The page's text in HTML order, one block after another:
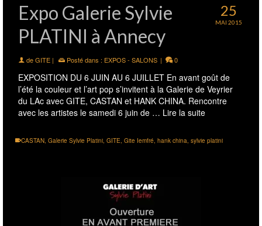
25
MAI 2015
Expo Galerie Sylvie
PLATINI à Annecy
deGITE | Posté dans : EXPOS - SALONS | 0
EXPOSITION DU 6 JUIN AU 6 JUILLET En avant goût de
l’été la couleur et l’art pop s’invitent à la Galerie de Veyrier
du LAc avec GITE, CASTAN et HANK CHINA. Rencontre
avec les artistes le samedi 6 juin de … Lire la suite
CASTAN Galerie Sylvie Platini GITE Gite Iemfré hank china sylvie platini